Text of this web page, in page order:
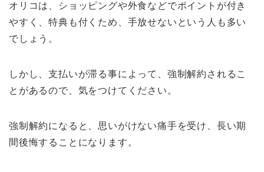
オリコは、ショッピングや外食などでポイントが付き
やすく、特典も付くため、手放せないという人も多い
でしょう。
しかし、支払いが滞る事によって、強制解約されるこ
とがあるので、気をつけてください。
強制解約になると、思いがけない痛手を受け、長い期
間後悔することになります。